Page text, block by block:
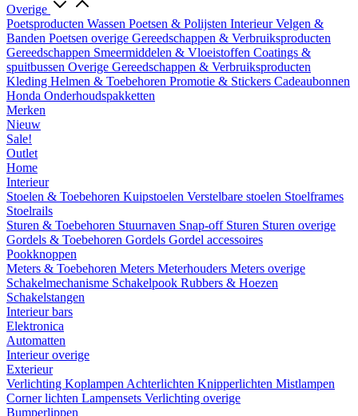
Overige
Poetsproducten Wassen Poetsen & Polijsten InterieurVelgen &
Banden Poetsen overige Gereedschappen & Verbruiksproducten
Gereedschappen Smeermiddelen & Vloeistoffen Coatings &
spuitbussen Overige Gereedschappen & Verbruiksproducten
Kleding Helmen & Toebehoren Promotie & Stickers Cadeaubonnen
Honda Onderhoudspakketten
Merken
Nieuw
Sale!
Outlet
Home
Interieur
Stoelen & Toebehoren Kuipstoelen Verstelbare stoelen Stoelframes
Stoelrails
Sturen & Toebehoren Stuurnaven Snap-off Sturen Sturen overige
Gordels & Toebehoren Gordels Gordel accessoires
Pookknoppen
Meters & Toebehoren Meters Meterhouders Meters overige
Schakelmechanisme Schakelpook Rubbers & Hoezen
Schakelstangen
Interieur bars
Elektronica
Automatten
Interieur overige
Exterieur
Verlichting Koplampen Achterlichten Knipperlichten Mistlampen
Corner lichten Lampensets Verlichting overige
Bumperlippen